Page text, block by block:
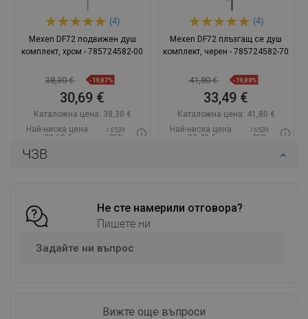
ЧЗВ
Не сте намерили отговора?
Пишете ни
Задайте ни въпрос
Вижте още въпроси
(4)
Mexen DF72 подвижен душ
комплект, хром - 785724582-00
38,30 € -19,87%
30,69 €
Каталожна цена: 38,30 €
Най-ниска цена:
30,69 €
/ 65,39
BGN
Наличност:
favorite_border Любима
Сравнете
(4)
Mexen DF72 плъзгащ се душ
комплект, черен - 785724582-70
41,80 € -19,88%
33,49 €
Каталожна цена: 41,80 €
Най-ниска цена:
33,49 €
/ 65,39
BGN
favorite_border
Сравнете